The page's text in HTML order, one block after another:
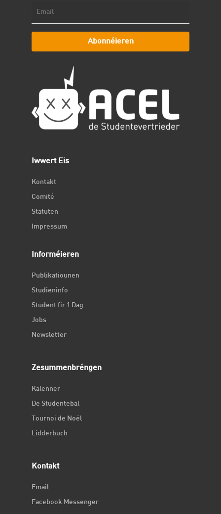
Abonnéieren
Iwwert Eis
Kontakt
Comité
Statuten
Impressum
Informéieren
Publikatiounen
Studieninfo
Student fir 1 Dag
Jobs
Newsletter
Zesummenbréngen
Kalenner
De Studentebal
Tournoi de Noël
Lidderbuch
Kontakt
Email
Facebook Messenger